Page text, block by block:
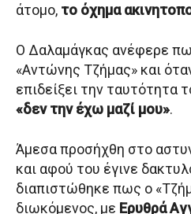
άτομο, το όχημα
Ο Δαλαμάγκας ανέφερε
«Αντώνης Τζήμας» και
επιδείξει την ταυτότητα
«δεν την έχω μαζί μου».
Άμεσα προσήχθη στο
και αφού του έγινε
διαπιστώθηκε πως ο
διωκόμενος, με Ερυθρά